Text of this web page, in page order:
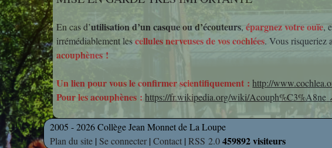
En cas d’utilisation d’un casque ou d’écouteurs,épargnez votre ouïe,
irrémédiablement lescellules nerveuses de vos cochlées. Vous risqueriez
acouphènes !
Un lien pour vous le confirmer scientifiquement : http://
Pour les acouphènes : https://fr.wikipedia.org/wiki/Acouph%C3%A8ne
2005 - 2026 Collège Jean Monnet de La Loupe
Plan du site |Se connecter|Contact |RSS 2.0 459892 visiteurs